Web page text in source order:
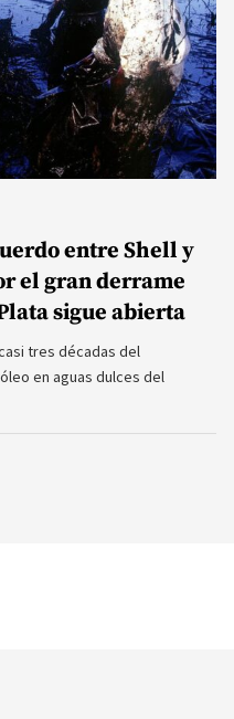
entre Shell y
el gran derrame
sigue abierta
tres décadas del
en aguas dulces del